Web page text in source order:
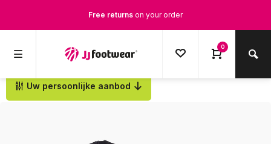
0
Uw persoonlijke aanbod
Back